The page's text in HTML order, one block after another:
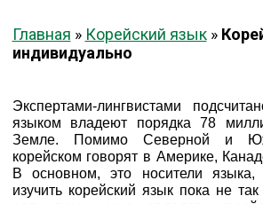
Главная » Корейский язык»
индивидуально
Экспертами-лингвистами
языком владеют порядка 78
Земле. Помимо Северной и
корейском говорят в Америке,
В основном, это носители
изучить корейский язык пока не